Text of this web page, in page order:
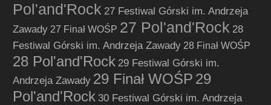
Pol'and'Rock 27 Festiwal Górski im. Andrzeja
Zawady 27 Finał WOŚP 27 Pol'and'Rock 28
Festiwal Górski im. Andrzeja Zawady 28 Finał WOŚP
28 Pol'and'Rock 29 Festiwal Górski im.
Andrzeja Zawady 29 Finał WOŚP 29
Pol'and'Rock 30 Festiwal Górski im. Andrzeja